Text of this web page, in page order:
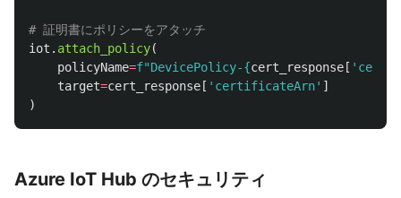
iot . attach_policy(
policyName=f"DevicePolicy-{cert_response [ '
target=cert_response [ ' certificateArn' ]
)
Azure IoT Hub のセキュリティ